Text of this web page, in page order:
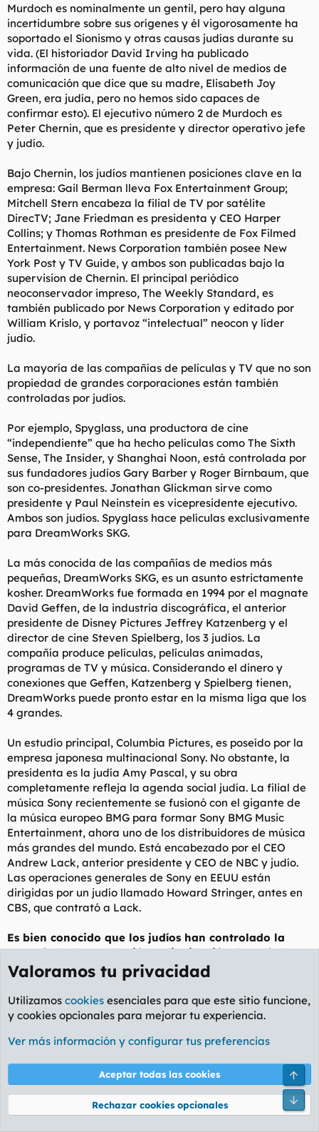
Murdoch es nominalmente un gentil, pero hay alguna
incertidumbre sobre sus orígenes y él vigorosamente ha
soportado el Sionismo y otras causas judías durante su
vida. (El historiador David Irving ha publicado
información de una fuente de alto nivel de medios de
comunicación que dice que su madre, Elisabeth Joy
Green, era judía, pero no hemos sido capaces de
confirmar esto). El ejecutivo número 2 de Murdoch es
Peter Chernin, que es presidente y director operativo jefe
y judío.
Bajo Chernin, los judíos mantienen posiciones clave en la
empresa: Gail Berman lleva Fox Entertainment Group;
Mitchell Stern encabeza la filial de TV por satélite
DirecTV; Jane Friedman es presidenta y CEO Harper
Collins; y Thomas Rothman es presidente de Fox Filmed
Entertainment. News Corporation también posee New
York Post y TV Guide, y ambos son publicadas bajo la
supervision de Chernin. El principal periódico
neoconservador impreso, The Weekly Standard, es
también publicado por News Corporation y editado por
William Krislo, y portavoz “intelectual” neocon y líder
judío.
La mayoría de las compañías de películas y TV que no son
propiedad de grandes corporaciones están también
controladas por judíos.
Por ejemplo, Spyglass, una productora de cine
“independiente” que ha hecho películas como The Sixth
Sense, The Insider, y Shanghai Noon, está controlada por
sus fundadores judíos Gary Barber y Roger Birnbaum, que
son co-presidentes. Jonathan Glickman sirve como
presidente y Paul Neinstein es vicepresidente ejecutivo.
Ambos son judíos. Spyglass hace películas exclusivamente
para DreamWorks SKG.
La más conocida de las compañías de medios más
pequeñas, DreamWorks SKG, es un asunto estrictamente
kosher. DreamWorks fue formada en 1994 por el magnate
David Geffen, de la industria discográfica, el anterior
presidente de Disney Pictures Jeffrey Katzenberg y el
director de cine Steven Spielberg, los 3 judíos. La
compañía produce películas, películas animadas,
programas de TV y música. Considerando el dinero y
conexiones que Geffen, Katzenberg y Spielberg tienen,
DreamWorks puede pronto estar en la misma liga que los
4 grandes.
Un estudio principal, Columbia Pictures, es poseído por la
empresa japonesa multinacional Sony. No obstante, la
presidenta es la judía Amy Pascal, y su obra
completamente refleja la agenda social judía. La filial de
música Sony recientemente se fusionó con el gigante de
la música europeo BMG para formar Sony BMG Music
Entertainment, ahora uno de los distribuidores de música
más grandes del mundo. Está encabezado por el CEO
Andrew Lack, anterior presidente y CEO de NBC y judío.
Las operaciones generales de Sony en EEUU están
dirigidas por un judío llamado Howard Stringer, antes en
CBS, que contrató a Lack.
Es bien conocido que los judíos han controlado la
mayoría de la producción y distribución de películas
desde poco después del inicio de la industria
cinematográfica en las primeras décadas del siglo 20.
Cuando Walt Disney murió en 1966, la última barrera
a la total dominación judía desapareció, y los judíos
Walt construyó.
Las películas producidas por siete de las empresas
mencionadas arriba -Disney, Warner Brothers, Paramount
(Viacom), Universal (NBC Universal), 20th Century Fox
(News Corp.), DreamWorks, and Columbia (Sony)—
Valoramos tu privacidad
Utilizamos cookies esenciales para que este sitio funcione,
y cookies opcionales para mejorar tu experiencia.
Ver más información y configurar tus preferencias
Aceptar todas las cookies
Rechazar cookies opcionales
Pie